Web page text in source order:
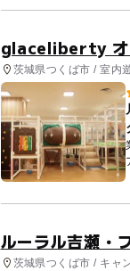
glaceliberty オ
茨城県つくば市 / 室内
ルーラル吉瀬・
茨城県つくば市 / キャ